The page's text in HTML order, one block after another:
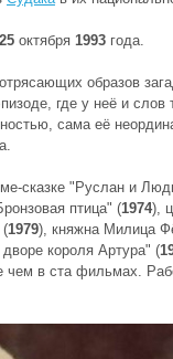
25 октября 1993 года.
образов
где у неё и слов
сама её
сказке "Руслан и
птица" (1974),
(1979), княжна Милица
короля Артура" (
в ста фильмах.